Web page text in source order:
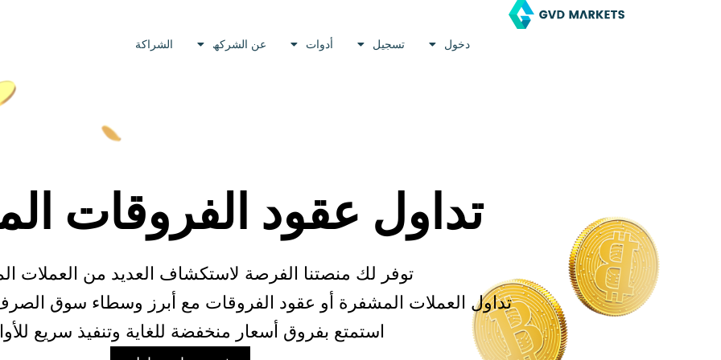
دخول تسجیل أدوات عن الشركھ الشراكة
تداول عقود الفروقات
توفر لك منصتنا الفرصة لاستكشاف العديد من العملات
تداول العملات المشفرة أو عقود الفروقات مع أبرز وسطاء سوق
استمتع بفروق أسعار منخفضة للغاية وتنفيذ سريع